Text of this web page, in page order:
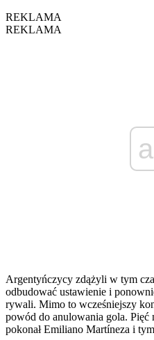
REKLAMA
REKLAMA
Argentyńczycy zdążyli w tym
odbudować ustawienie i
rywali. Mimo to wcześniejszy
powód do anulowania gola.
pokonał Emiliano Martíneza i